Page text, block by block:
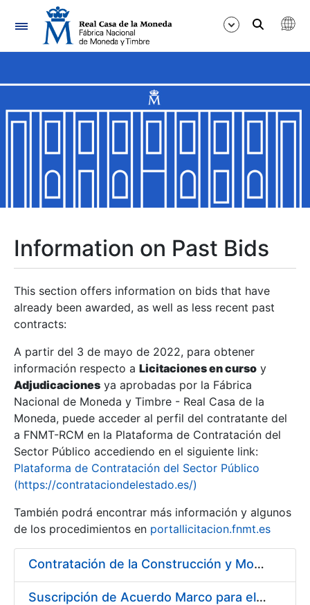
Navigation
Show/Hide
Show/Hide
Show/Hide
Show/Hide
Show/Hide
Show/Hide
Information on Past Bids
This section offers information on bids that have
already been awarded, as well as less recent past
contracts:
A partir del 3 de mayo de 2022, para obtener
información respecto a Licitaciones en curso y
Adjudicaciones ya aprobadas por la Fábrica
Nacional de Moneda y Timbre - Real Casa de la
Moneda, puede acceder al perfil del contratante del
a FNMT-RCM en la Plataforma de Contratación del
Sector Público accediendo en el siguiente link:
Plataforma de Contratación del Sector Público
(https://contrataciondelestado.es/)
También podrá encontrar más información y algunos
de los procedimientos en portallicitacion.fnmt.es
Contratación de la Construcción y Montaje de un Espacio Demo Interactivo (EDI) en una sala del Museo de la Fábrica Nacional de Moneda y Timbre-Real Casa de la Moneda en Madrid
Suscripción de Acuerdo Marco para el Servicio de Visitas a Oficinas de Registro FNMT-RCM